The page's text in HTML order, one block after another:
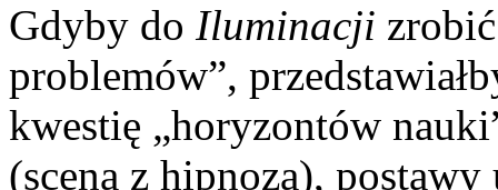
Gdyby do Iluminacji
problemów”,
kwestię „horyzontów
(scena z hipnozą),